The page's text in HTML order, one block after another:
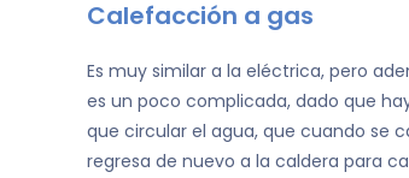
Calefacción a gas
Es muy similar a la eléctrica, pero
es un poco complicada, dado que
que circular el agua, que cuando se
regresa de nuevo a la caldera para